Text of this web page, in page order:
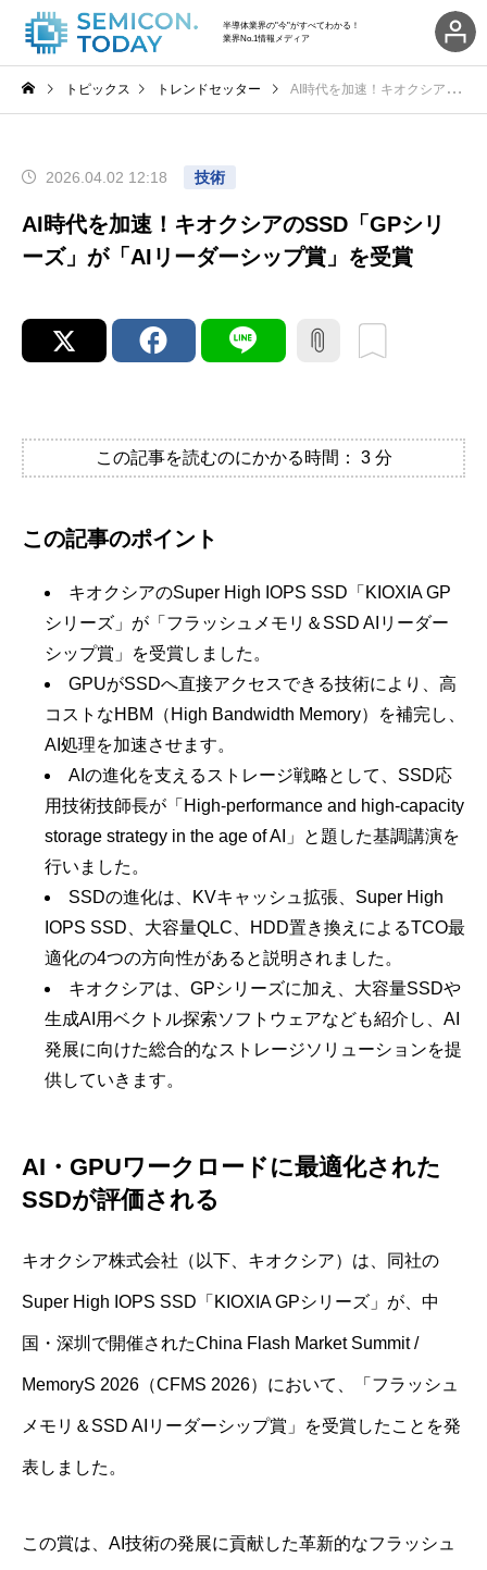
半導体業界の"今"がすべてわかる！
業界No.1情報メディア
トピックス トレンドセッター AI時代を加速！キオクシアのSSD「GPシリーズ」が「AIリーダーシップ賞」を受賞
2026.04.02 12:18 技術
AI時代を加速！キオクシアのSSD「GPシリ
ーズ」が「AIリーダーシップ賞」を受賞
この記事を読むのにかかる時間： 3 分
この記事のポイント
キオクシアのSuper High IOPS SSD「KIOXIA GP
シリーズ」が「フラッシュメモリ＆SSD AIリーダー
シップ賞」を受賞しました。
GPUがSSDへ直接アクセスできる技術により、高
コストなHBM（High Bandwidth Memory）を補完し、
AI処理を加速させます。
AIの進化を支えるストレージ戦略として、SSD応
用技術技師長が「High-performance and high-capacity
storage strategy in the age of AI」と題した基調講演を
行いました。
SSDの進化は、KVキャッシュ拡張、Super High
IOPS SSD、大容量QLC、HDD置き換えによるTCO最
適化の4つの方向性があると説明されました。
キオクシアは、GPシリーズに加え、大容量SSDや
生成AI用ベクトル探索ソフトウェアなども紹介し、AI
発展に向けた総合的なストレージソリューションを提
供していきます。
AI・GPUワークロードに最適化された
SSDが評価される
キオクシア株式会社（以下、キオクシア）は、同社の
Super High IOPS SSD「KIOXIA GPシリーズ」が、中
国・深圳で開催されたChina Flash Market Summit /
MemoryS 2026（CFMS 2026）において、「フラッシュ
メモリ＆SSD AIリーダーシップ賞」を受賞したことを発
表しました。
この賞は、AI技術の発展に貢献した革新的なフラッシュ